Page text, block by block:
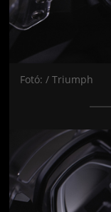
Fotó: / Triumph